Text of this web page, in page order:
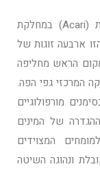
הקרציות והקרציונים שייכים לסדרת האקריות (Acari) במחלקת
ארבעה זוגות של
הראש מחליפה
המרכזי גפי הפה.
מורפולוגיים
של המינים
המצוידים
ונהוגה השיטה